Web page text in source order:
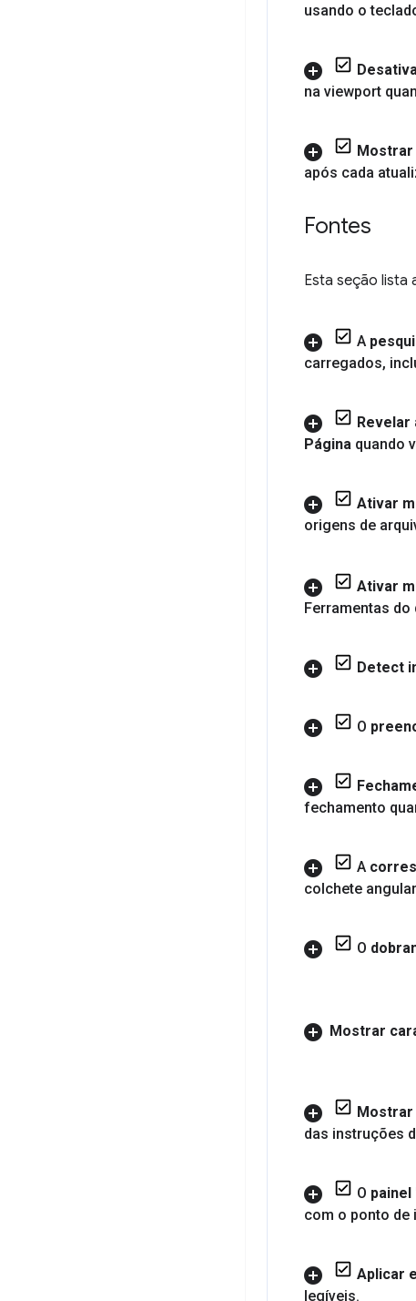
usando o
na viewport
Mostrar
após cada
Fontes
Esta seção lista
A
carregados,
Revelar
Página quando
Ativar
origens de
Ativar
Ferramentas do
Detect
O
fechamento
A
colchete
O
Mostrar
Mostrar
das instruções
O
com o ponto de
Aplicar
legíveis.